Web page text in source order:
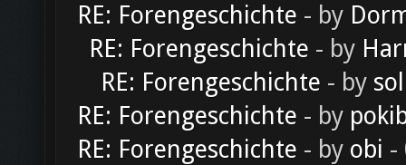
RE: Forengeschichte - by
RE: Forengeschichte - by
RE: Forengeschichte - by
RE: Forengeschichte - by
RE: Forengeschichte - by obi -